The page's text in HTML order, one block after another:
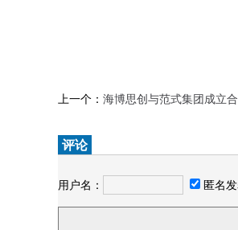
上一个： 海博思创与范式集团成立合
评论
用户名： 匿名